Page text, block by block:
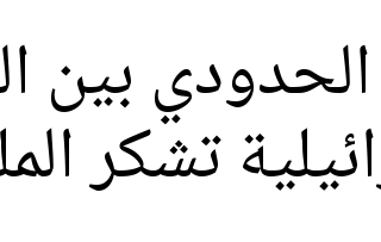
بين
تشكر